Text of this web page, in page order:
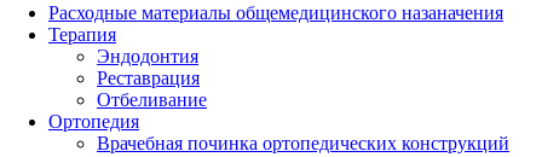
Расходные материалы общемедицинского назаначения
Терапия
Эндодонтия
Реставрация
Отбеливание
Ортопедия
Врачебная починка ортопедических конструкций